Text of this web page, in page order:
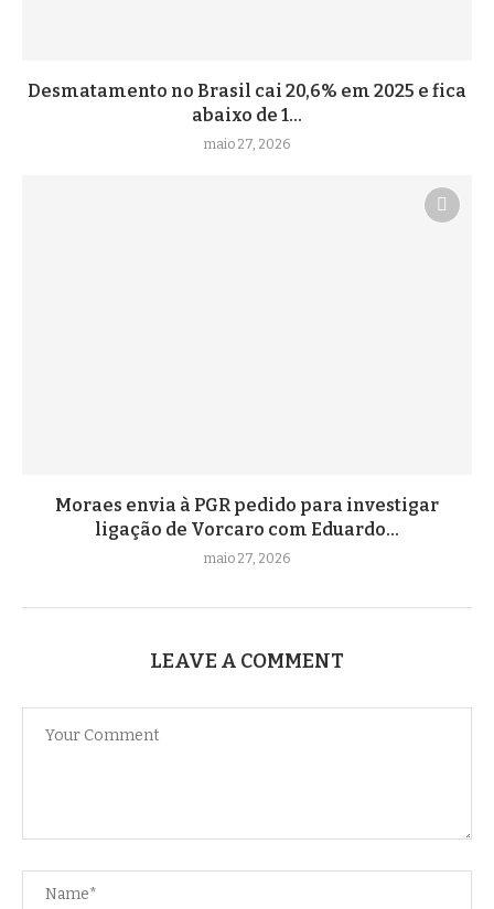
Desmatamento no Brasil cai 20,6% em 2025 e fica
abaixo de 1...
maio 27, 2026
Moraes envia à PGR pedido para investigar
ligação de Vorcaro com Eduardo...
maio 27, 2026
LEAVE A COMMENT